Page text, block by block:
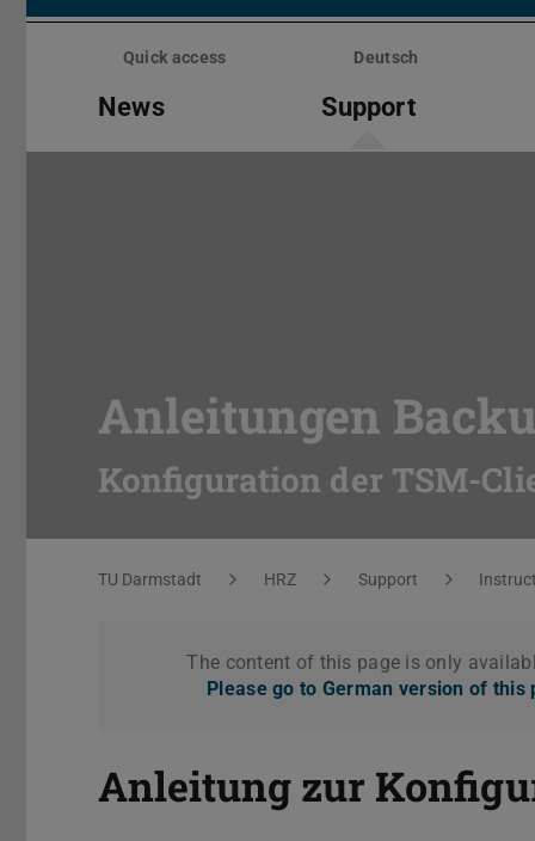
Skip
Quick access Deutsch
News Support
Anleitungen
Konfiguration der TSM-
You are here:
TU Darmstadt HRZ Support
The content of this page is only
Please go to German version of this
Anleitung zur